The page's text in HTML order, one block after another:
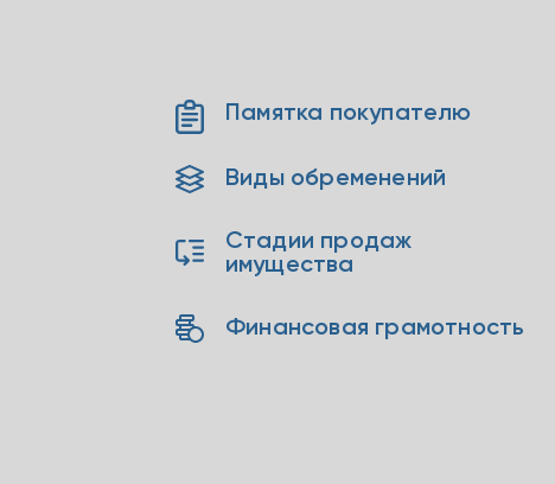
Памятка покупателю
Виды обременений
Стадии продаж
имущества
Финансовая грамотность